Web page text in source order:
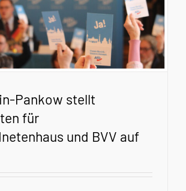
Pankow stellt
für
und BVV auf